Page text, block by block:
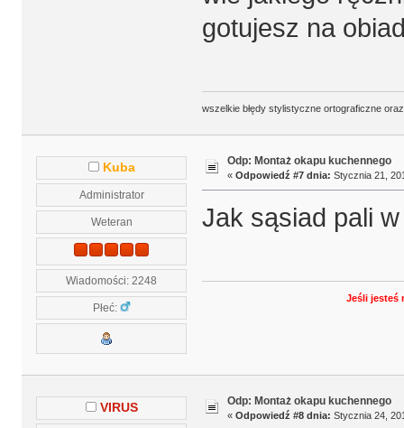
gotujesz na
wszelkie błędy stylistyczne ortograficzne
Kuba
Administrator
Weteran
Wiadomości: 2248
Płeć:
Odp: Montaż okapu kuchennego
« Odpowiedź #7 dnia: Stycznia 21,
Jak sąsiad pali
Jeśli jesteś
VIRUS Odp: Montaż okapu kuchennego
« Odpowiedź #8 dnia: Stycznia 24,